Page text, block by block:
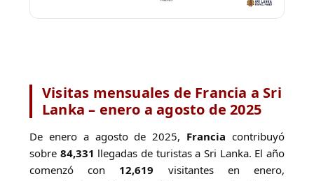
Visitas mensuales de Francia a Sri
Lanka – enero a agosto de 2025
De enero a agosto de 2025, Francia contribuyó
sobre 84,331 llegadas de turistas a Sri Lanka. El año
comenzó con 12,619 visitantes en enero,